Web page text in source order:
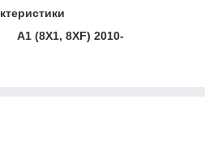
A1 (8X1, 8XF) 2010-